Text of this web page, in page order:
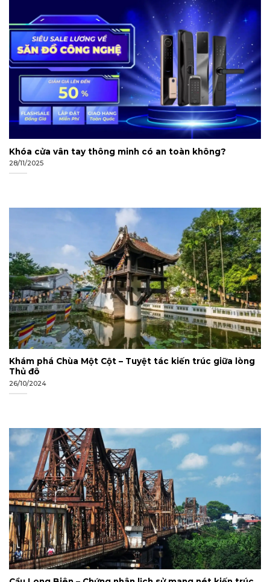
Khóa cửa vân tay thông minh có an toàn không?
28/11/2025
Khám phá Chùa Một Cột – Tuyệt tác kiến trúc giữa lòng
Thủ đô
26/10/2024